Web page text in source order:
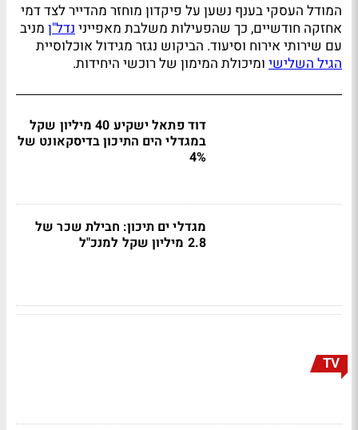
המודל העסקי בענף נשען על פיקדון מוחזר מהדייר לצד דמי
אחזקה חודשיים, כך שהפעילות משלבת מאפיינינדל"ן מניב
עם שירותי אירוח וסיעוד. הביקוש נגזר מגידול אוכלוסיית
הגיל השלישי ומיכולת המימון של רוכשי היחידות.
דוד פתאל ישקיע 40 מיליון שקל
במגדלי הים התיכון בדיסקאונט של
4%
מגדלי ים תיכון: חבילת שכר של
2.8 מיליון שקל למנכ"ל
TV